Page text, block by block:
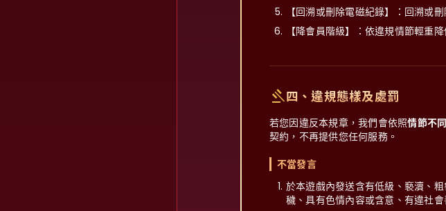
【回溯或刪除電磁紀錄】：回溯或
【降會員階級】：依違規情節輕重
gavel四、違規態樣及處罰
若您因違反本規章，我們會依照情節不
契約，不再提供您任何服務。
不當發言
於本遊戲內發送含有低級、褻瀆、
穢、具有色情內容或含意、有違社